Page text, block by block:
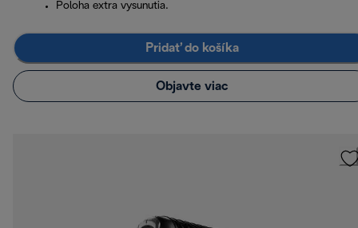
Poloha extra vysunutia.
Pridať do košíka
Objavte viac